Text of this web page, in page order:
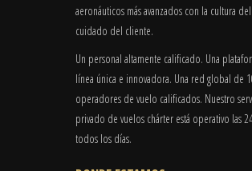
aeronáuticos más avanzados con la cultura del
cuidado del cliente.
Un personal altamente calificado. Una
línea única e innovadora. Una red global de
operadores de vuelo calificados. Nuestro
privado de vuelos chárter está operativo las
todos los días.